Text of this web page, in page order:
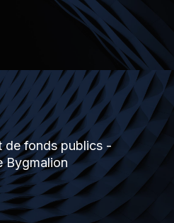
de fonds publics -
Bygmalion